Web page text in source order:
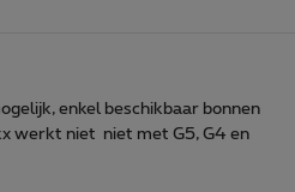
enkel beschikbaar bonnen
werkt niet niet met G5, G4 en